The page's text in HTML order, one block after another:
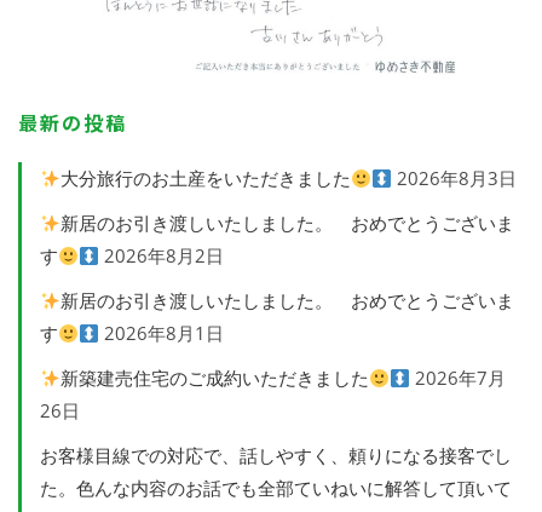
最新の投稿
大分旅行のお土産をいただきました
2026年8月3日
新居のお引き渡しいたしました。 おめでとうございま
す
2026年8月2日
新居のお引き渡しいたしました。 おめでとうございま
す
2026年8月1日
新築建売住宅のご成約いただきました
2026年7月
26日
お客様目線での対応で、話しやすく、頼りになる接客でし
た。色んな内容のお話でも全部ていねいに解答して頂いて